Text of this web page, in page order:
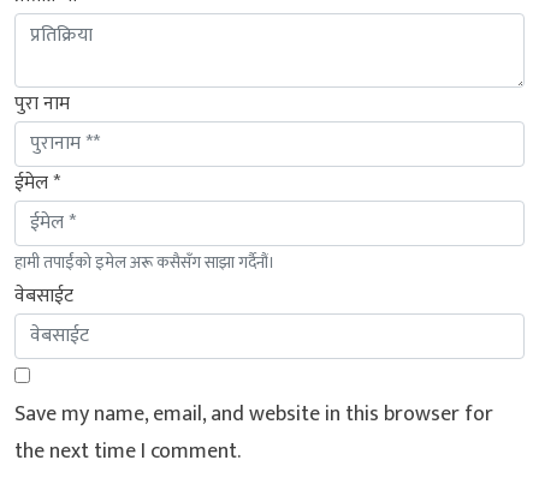
पुरा नाम
ईमेल *
हामी तपाईंको इमेल अरू कसैसँग साझा गर्दैनौं।
वेबसाईट
Save my name, email, and website in this browser for
the next time I comment.